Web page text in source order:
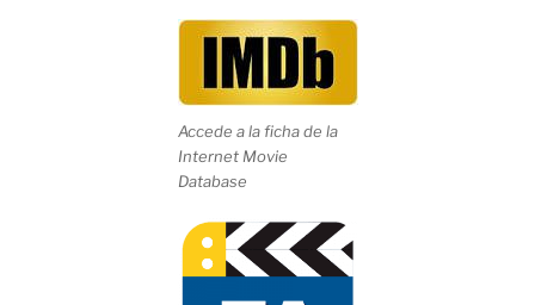
Accede a la ficha de la
Internet Movie
Database